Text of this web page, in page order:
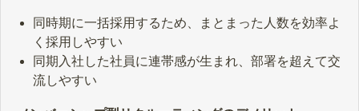
同時期に一括採用するため、まとまった人数を効率よ
く採用しやすい
同期入社した社員に連帯感が生まれ、部署を超えて交
流しやすい